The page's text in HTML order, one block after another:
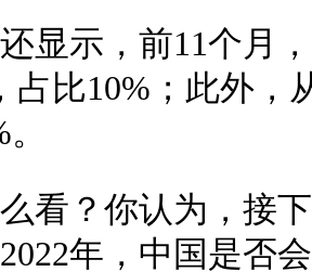
显示，前11个月
占比10%；此外，
看？你认为，接
年，中国是否